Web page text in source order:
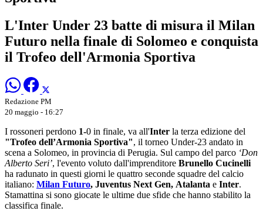
L'Inter Under 23 batte di misura il Milan
Futuro nella finale di Solomeo e conquista
il Trofeo dell'Armonia Sportiva
Redazione PM
20 maggio - 16:27
I rossoneri perdono 1-0 in finale, va all'Inter la terza edizione del
"Trofeo dell’Armonia Sportiva", il torneo Under-23 andato in
scena a Solomeo, in provincia di Perugia. Sul campo del parco ‘Don
Alberto Seri’, l'evento voluto dall'imprenditore Brunello Cucinelli
ha radunato in questi giorni le quattro seconde squadre del calcio
italiano: Milan Futuro, Juventus Next Gen, Atalanta e Inter.
Stamattina si sono giocate le ultime due sfide che hanno stabilito la
classifica finale.